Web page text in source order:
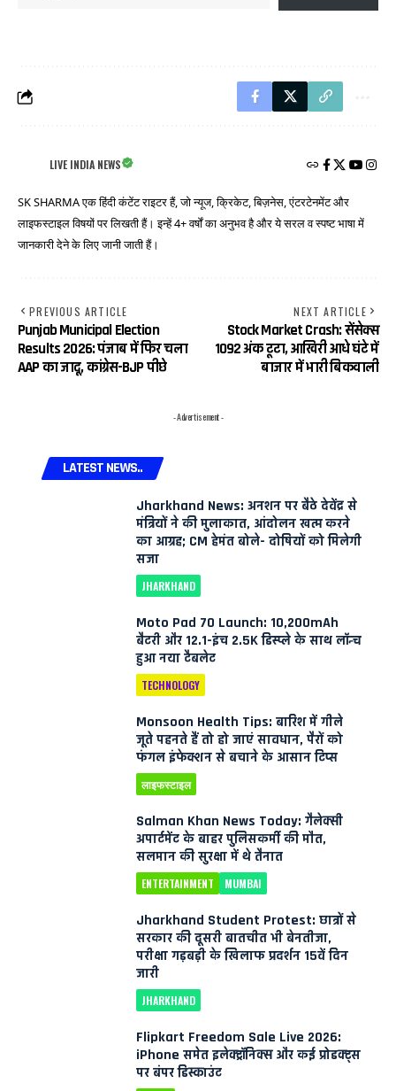
LIVE INDIA NEWS
SK SHARMA एक हिंदी कंटेंट राइटर हैं, जो न्यूज, क्रिकेट, बिज़नेस, एंटरटेनमेंट और
लाइफस्टाइल विषयों पर लिखती हैं। इन्हें 4+ वर्षों का अनुभव है और ये सरल व स्पष्ट भाषा में
जानकारी देने के लिए जानी जाती हैं।
PREVIOUS ARTICLE
Punjab Municipal Election
Results 2026: पंजाब में फिर चला
AAP का जादू, कांग्रेस-BJP पीछे
NEXT ARTICLE
Stock Market Crash: सेंसेक्स
1092 अंक टूटा, आखिरी आधे घंटे में
बाजार में भारी बिकवाली
- Advertisement -
LATEST NEWS..
Jharkhand News: अनशन पर बैठे देवेंद्र से
मंत्रियों ने की मुलाकात, आंदोलन खत्म करने
का आग्रह; CM हेमंत बोले- दोषियों को मिलेगी
सजा
JHARKHAND
Moto Pad 70 Launch: 10,200mAh
बैटरी और 12.1-इंच 2.5K डिस्प्ले के साथ लॉन्च
हुआ नया टैबलेट
TECHNOLOGY
Monsoon Health Tips: बारिश में गीले
जूते पहनते हैं तो हो जाएं सावधान, पैरों को
फंगल इंफेक्शन से बचाने के आसान टिप्स
लाइफस्टाइल
Salman Khan News Today: गैलेक्सी
अपार्टमेंट के बाहर पुलिसकर्मी की मौत,
सलमान की सुरक्षा में थे तैनात
ENTERTAINMENT MUMBAI
Jharkhand Student Protest: छात्रों से
सरकार की दूसरी बातचीत भी बेनतीजा,
परीक्षा गड़बड़ी के खिलाफ प्रदर्शन 15वें दिन
जारी
JHARKHAND
Flipkart Freedom Sale Live 2026:
iPhone समेत इलेक्ट्रॉनिक्स और कई प्रोडक्ट्स
पर बंपर डिस्काउंट